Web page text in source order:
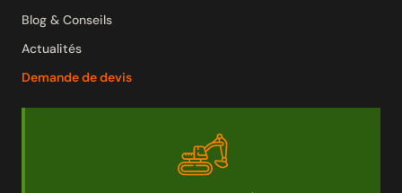
Blog & Conseils
Actualités
Demande de devis